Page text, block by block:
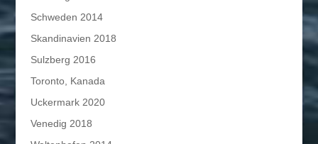
Schweden 2014
Skandinavien 2018
Sulzberg 2016
Toronto, Kanada
Uckermark 2020
Venedig 2018